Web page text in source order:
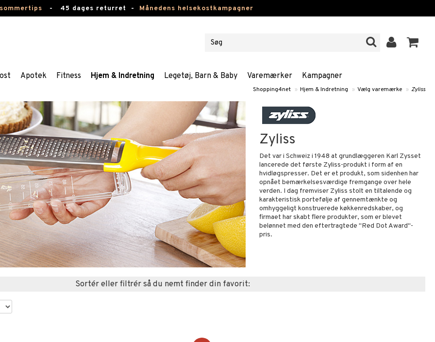
- 45 dages returret - Månedens helsekostkampagner
Apotek Fitness Hjem & Indretning Legetøj, Barn & Baby Varemærker Kampagner
Shopping4net » Hjem & Indretning » Vælg varemærke » Zyliss
Zyliss
Det var i Schweiz i 1948 at grundlæggeren Karl Zysset
lancerede det første Zyliss-produkt i form af en
hvidløgspresser. Det er et produkt, som sidenhen har
opnået bemærkelsesværdige fremgange over hele
verden. I dag fremviser Zyliss stolt en tiltalende og
karakteristisk portefølje af gennemtænkte og
omhyggeligt konstruerede køkkenredskaber, og
firmaet har skabt flere produkter, som er blevet
belønnet med den eftertragtede "Red Dot Award"-
pris.
Sortér eller filtrér så du nemt finder din favorit: